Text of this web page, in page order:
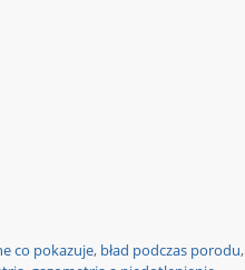
co pokazuje, bład podczas porodu,